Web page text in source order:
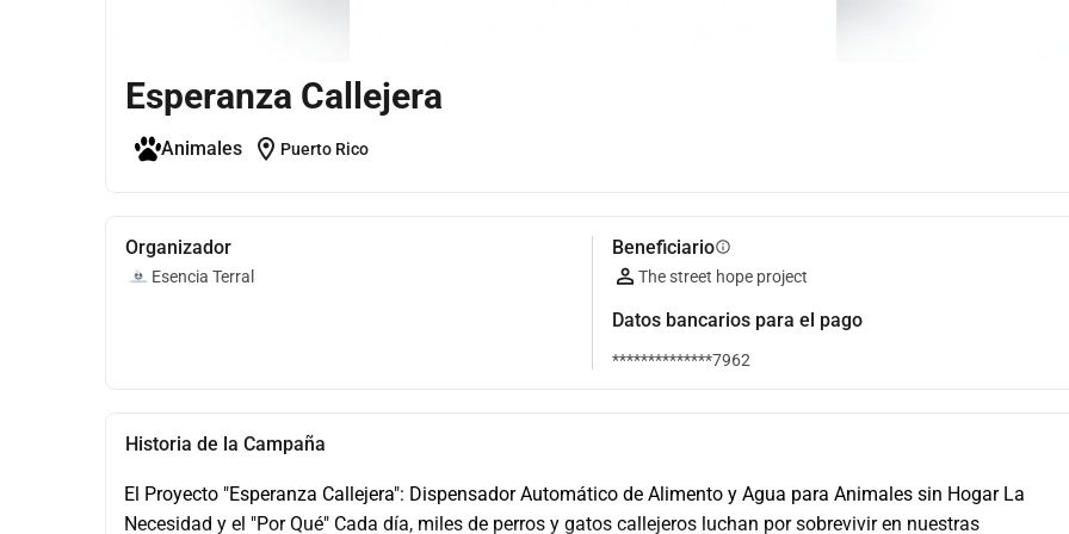
Esperanza Callejera
Animales location_on Puerto Rico
Organizador
Esencia Terral
Beneficiarioinfo
The street hope project
Datos bancarios para el pago
**************7962
Historia de la Campaña
​El Proyecto "Esperanza Callejera": Dispensador Automático de Alimento y Agua para Animales sin Hogar ​La
Necesidad y el "Por Qué" ​Cada día, miles de perros y gatos callejeros luchan por sobrevivir en nuestras